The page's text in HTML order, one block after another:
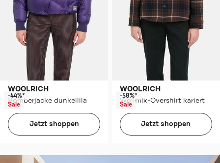
WOOLRICH
Bomberjacke dunkellila
-44%*
Sale
Jetzt shoppen
WOOLRICH
Wollmix-Overshirt kariert
-58%*
Sale
Jetzt shoppen